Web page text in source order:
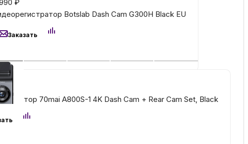
техника
здоровье
и дачи
₽
Botslab Dash Cam G300H Black EU
Заказать
70mai A800S-1 4K Dash Cam + Rear Cam Set, Black